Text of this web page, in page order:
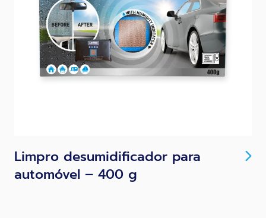
Limpro desumidificador para
automóvel – 400 g